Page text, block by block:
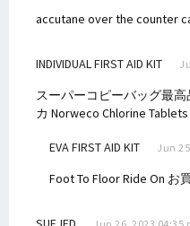
accutane over the counter
INDIVIDUAL FIRST AID KIT
スーパーコピーバッグ最
カ Norweco Chlorine Tablets
EVA FIRST AID KIT Jun
Foot To Floor Ride On お